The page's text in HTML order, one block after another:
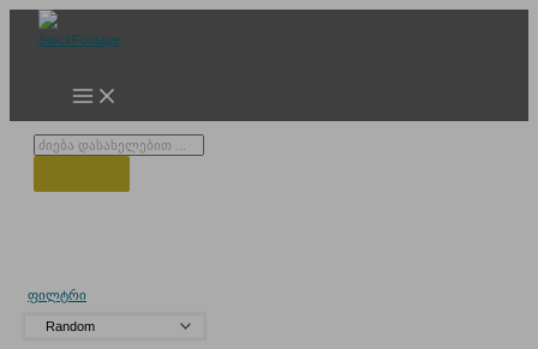
Products
ფილტრი